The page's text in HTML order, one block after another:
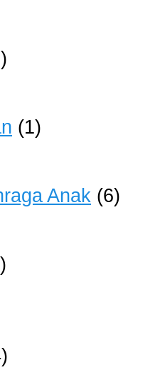
(1)
Anak (6)